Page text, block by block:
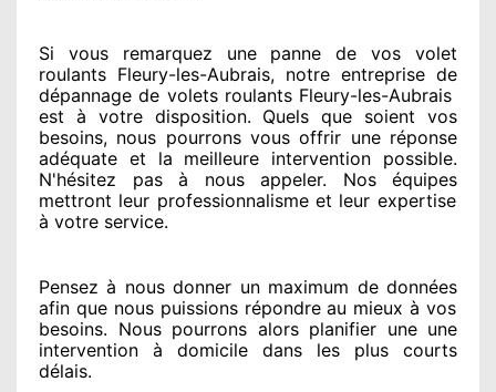
Si vous remarquez une panne de vos volet
roulants Fleury-les-Aubrais, notre entreprise de
dépannage de volets roulants Fleury-les-Aubrais
est à votre disposition. Quels que soient vos
besoins, nous pourrons vous offrir une réponse
adéquate et la meilleure intervention possible.
N'hésitez pas à nous appeler. Nos équipes
mettront leur professionnalismeet leur expertise
à votre service.
Pensez à nous donner un maximum de données
afin que nous puissions répondre au mieux à vos
besoins. Nous pourrons alors planifier une une
intervention à domicile dans les plus courts
délais.